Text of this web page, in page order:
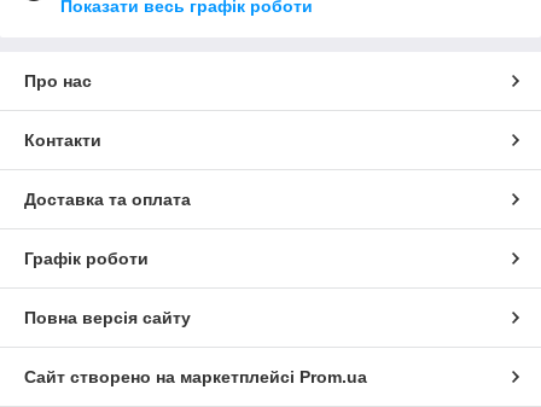
Показати весь графік роботи
Про нас
Контакти
Доставка та оплата
Графік роботи
Повна версія сайту
Сайт створено на маркетплейсі Prom.ua